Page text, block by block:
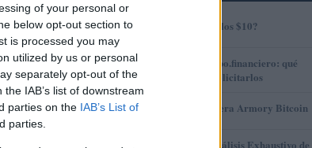
of your personal or
below opt-out section to
is processed you may
utilized by us or personal
separately opt-out of the
IAB’s list of downstream
parties on the IAB’s List of
parties.
1 ¿AMP alcanzará los $10?
2
Préstamos en Kubo.financiero: qué
ofrecen y cómo solicitarlos
3 Revisión de billetera Armory Bitcoin
Gana Crédito: Análisis Exhaustivo de